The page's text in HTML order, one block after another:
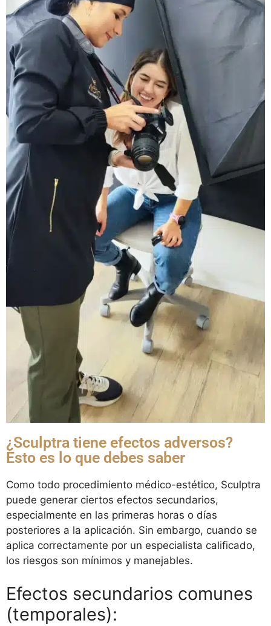
¿Sculptra tiene efectos adversos?
Esto es lo que debes saber
Como todo procedimiento médico-estético, Sculptra
puede generar ciertos efectos secundarios,
especialmente en las primeras horas o días
posteriores a la aplicación. Sin embargo, cuando se
aplica correctamente por un especialista calificado,
los riesgos son mínimos y manejables.
Efectos secundarios comunes
(temporales):